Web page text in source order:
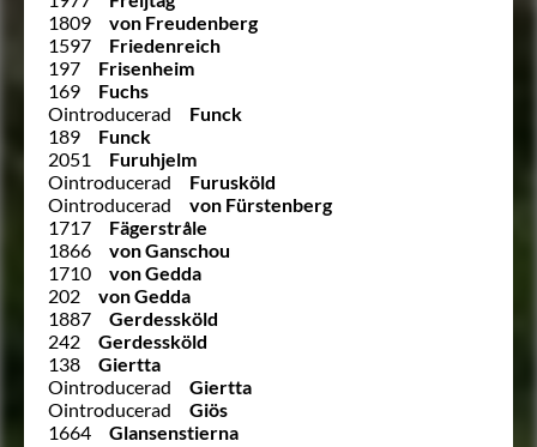
1809
von Freudenberg
1597
Friedenreich
197
Frisenheim
169
Fuchs
Ointroducerad
Funck
189
Funck
2051
Furuhjelm
Ointroducerad
Furusköld
Ointroducerad
von Fürstenberg
1717
Fägerstråle
1866
von Ganschou
1710
von Gedda
202
von Gedda
1887
Gerdessköld
242
Gerdessköld
138
Giertta
Ointroducerad
Giertta
Ointroducerad
Giös
1664
Glansenstierna